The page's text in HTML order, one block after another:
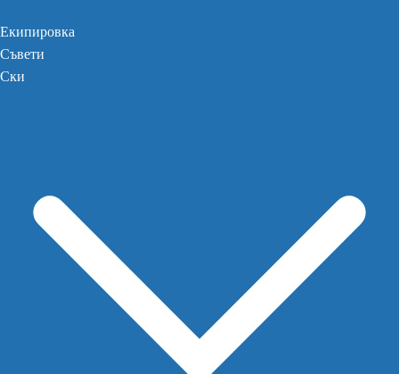
Екипировка
Съвети
Ски